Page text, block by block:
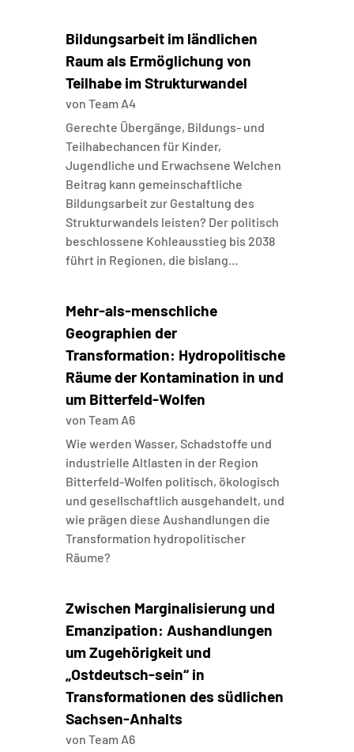
Bildungsarbeit im ländlichen
Raum als Ermöglichung von
Teilhabe im Strukturwandel
von Team A4
Gerechte Übergänge, Bildungs- und
Teilhabechancen für Kinder,
Jugendliche und Erwachsene Welchen
Beitrag kann gemeinschaftliche
Bildungsarbeit zur Gestaltung des
Strukturwandels leisten? Der politisch
beschlossene Kohleausstieg bis 2038
führt in Regionen, die bislang...
Mehr-als-menschliche
Geographien der
Transformation: Hydropolitische
Räume der Kontamination in und
um Bitterfeld-Wolfen
von Team A6
Wie werden Wasser, Schadstoffe und
industrielle Altlasten in der Region
Bitterfeld-Wolfen politisch, ökologisch
und gesellschaftlich ausgehandelt, und
wie prägen diese Aushandlungen die
Transformation hydropolitischer
Räume?
Zwischen Marginalisierung und
Emanzipation: Aushandlungen
um Zugehörigkeit und
„Ostdeutsch-sein“ in
Transformationen des südlichen
Sachsen-Anhalts
von Team A6